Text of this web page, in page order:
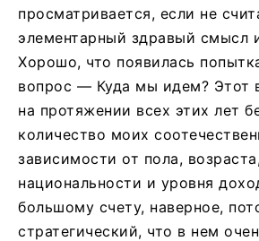
просматривается, если не
элементарный здравый смысл
Хорошо, что появилась
вопрос — Куда мы идем? Этот
на протяжении всех этих лет
количество моих
зависимости от пола,
национальности и уровня
большому счету, наверное,
стратегический, что в нем